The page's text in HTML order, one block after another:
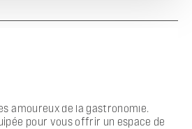
ouverte et conviviale, qui sera
parfaite pour les moments de
amoureux de la gastronomie.
pour vous offrir un espace de